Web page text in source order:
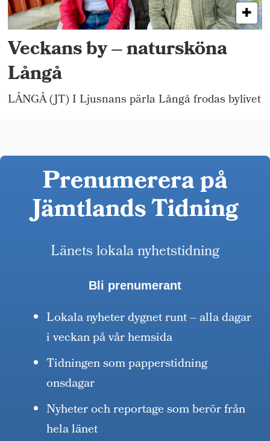
Veckans by – natursköna
Långå
LÅNGÅ (JT) I Ljusnans pärla Långå frodas bylivet
Prenumerera på
Jämtlands Tidning
Länets lokala nyhetstidning
Bli prenumerant
Lokala nyheter dygnet runt – alla dagar
i veckan på vår hemsida
Tidningen som papperstidning
onsdagar
Nyheter och reportage som berör från
hela länet